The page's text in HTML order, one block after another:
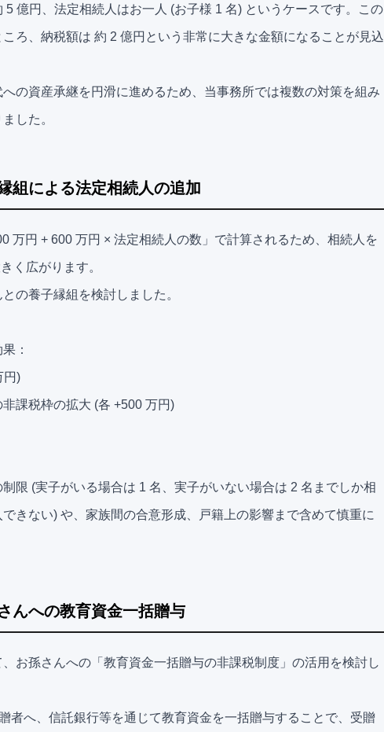
5 億円、法定相続人はお一人 (お子様 1 名) というケースです。この
ろ、納税額は 約 2 億円という非常に大きな金額になることが見込
の資産承継を円滑に進めるため、当事務所では複数の対策を組み
した。
組による法定相続人の追加
万円 + 600 万円 × 法定相続人の数」で計算されるため、相続人を
く広がります。
の養子縁組を検討しました。
：
円)
課税枠の拡大 (各 +500 万円)
限 (実子がいる場合は 1 名、実子がいない場合は 2 名までしか相
きない) や、家族間の合意形成、戸籍上の影響まで含めて慎重に
んへの教育資金一括贈与
お孫さんへの「教育資金一括贈与の非課税制度」の活用を検討し
者へ、信託銀行等を通じて教育資金を一括贈与することで、受贈